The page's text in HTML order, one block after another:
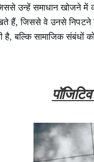
उन्हें समाधान खोजने में
हैं, जिससे वे उनसे निपटने
है, बल्कि सामाजिक संबंधों